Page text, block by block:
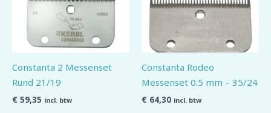
Constanta 2 Messenset
Rund 21/19
€ 59,35 incl. btw
Constanta Rodeo
Messenset 0.5 mm – 35/24
€ 64,30 incl. btw